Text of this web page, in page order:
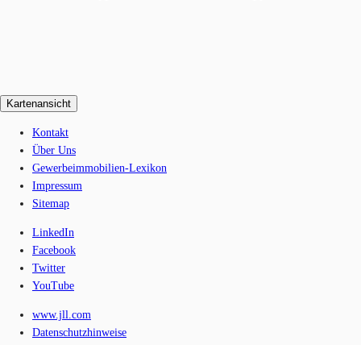
Kartenansicht
Kontakt
Über Uns
Gewerbeimmobilien-Lexikon
Impressum
Sitemap
LinkedIn
Facebook
Twitter
YouTube
www.jll.com
Datenschutzhinweise